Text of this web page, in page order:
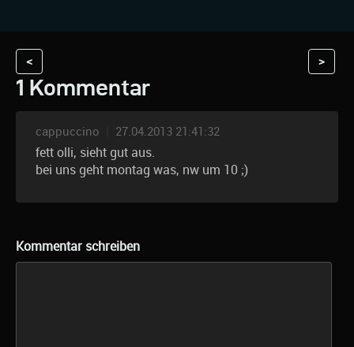
< >
1 Kommentar
cappuccino 27.04.2013 21:41:32
fett olli, sieht gut aus.
bei uns geht montag was, nw um 10 ;)
Kommentar schreiben